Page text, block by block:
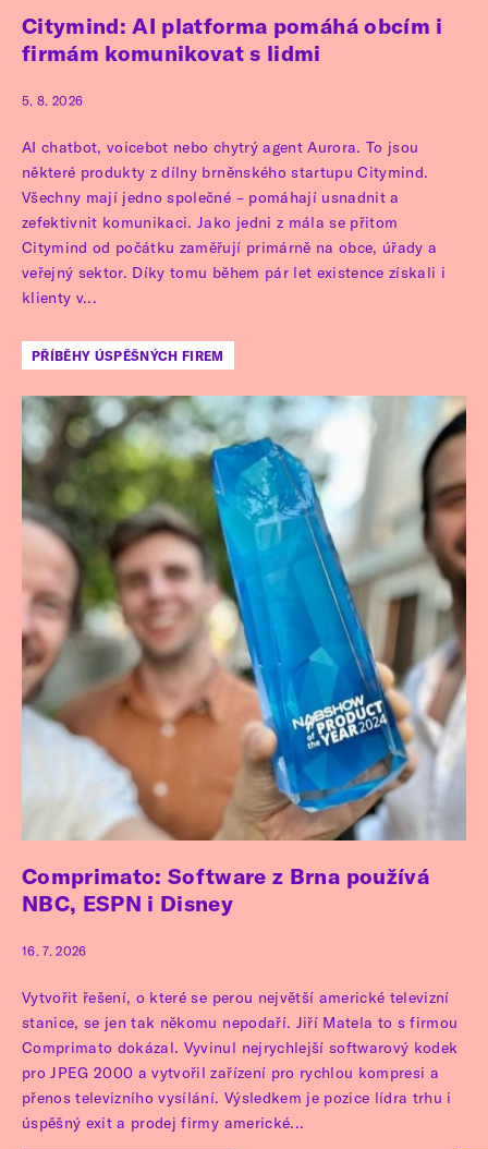
Citymind: AI platforma pomáhá obcím i
firmám komunikovat s lidmi
5. 8. 2026
AI chatbot, voicebot nebo chytrý agent Aurora. To jsou
některé produkty z dílny brněnského startupu Citymind.
Všechny mají jedno společné – pomáhají usnadnit a
zefektivnit komunikaci. Jako jedni z mála se přitom
Citymind od počátku zaměřují primárně na obce, úřady a
veřejný sektor. Díky tomu během pár let existence získali i
klienty v...
PŘÍBĚHY ÚSPĚŠNÝCH FIREM
Comprimato: Software z Brna používá
NBC, ESPN i Disney
16. 7. 2026
Vytvořit řešení, o které se perou největší americké televizní
stanice, se jen tak někomu nepodaří. Jiří Matela to s firmou
Comprimato dokázal. Vyvinul nejrychlejší softwarový kodek
pro JPEG 2000 a vytvořil zařízení pro rychlou kompresi a
přenos televizního vysílání. Výsledkem je pozice lídra trhu i
úspěšný exit a prodej firmy americké...